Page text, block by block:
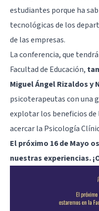
estudiantes porque ha
tecnológicas de los
de las empresas.
La conferencia, que
Facultad de Educación,
Miguel Ángel Rizaldos y
psicoterapeutas con una
explotar los beneficios de
acercar la Psicología
El próximo 16 de Mayo
nuestras experiencias.